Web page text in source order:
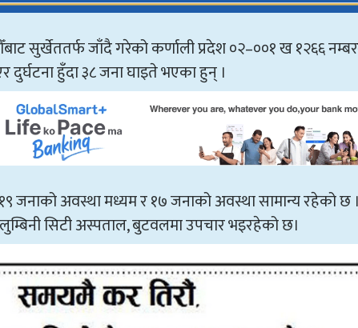
सुर्खेततर्फ जाँदै गरेको कर्णाली प्रदेश ०२–००१ ख १२६६
दुर्घटना हुँदा ३८ जना घाइते भएका हुन् ।
जनाको अवस्था मध्यम र १७ जनाको अवस्था सामान्य रहेको छ ।
सिटी अस्पताल, बुटवलमा उपचार भइरहेको छ।